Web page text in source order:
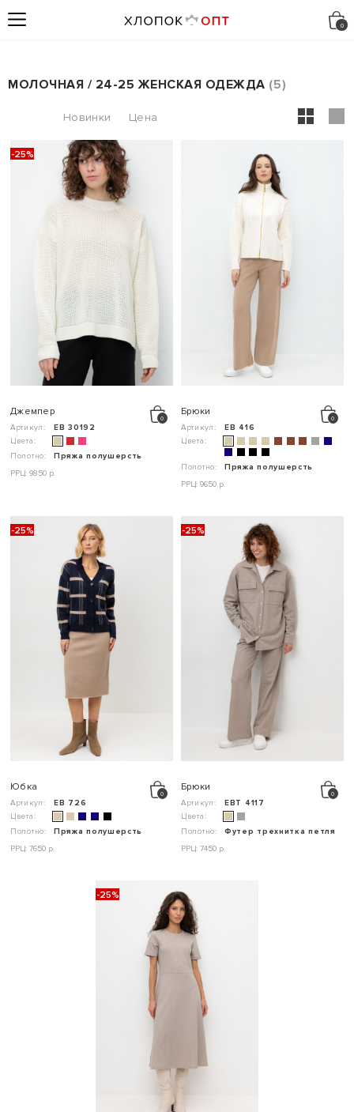
МОЛОЧНАЯ / 24-25 ЖЕНСКАЯ ОДЕЖДА 5
-25%
Джемпер
Артикул:
ЕВ 30192
Цвета:
Полотно:
Пряжа полушерсть
РРЦ: 9850 р.
Брюки
Артикул:
ЕВ 416
Цвета:
Полотно:
Пряжа полушерсть
РРЦ: 9650 р.
-25%
Юбка
Артикул:
ЕВ 726
Цвета:
Полотно:
Пряжа полушерсть
РРЦ: 7650 р.
-25%
Брюки
Артикул:
ЕВТ 4117
Цвета:
Полотно:
Футер трехнитка петля
РРЦ: 7450 р.
-25%